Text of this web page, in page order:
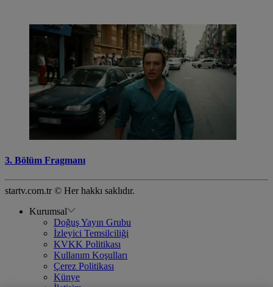
3. Bölüm Fragmanı
startv.com.tr © Her hakkı saklıdır.
Kurumsal
Doğuş Yayın Grubu
İzleyici Temsilciliği
KVKK Politikası
Kullanım Koşulları
Çerez Politikası
Künye